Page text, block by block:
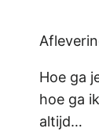
Hoe ga
hoe ga
altijd…